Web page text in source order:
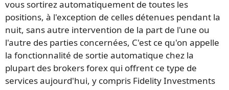
vous sortirez automatiquement de toutes les
positions, à l'exception de celles détenues pendant la
nuit, sans autre intervention de la part de l'une ou
l'autre des parties concernées, C'est ce qu'on appelle
la fonctionnalité de sortie automatique chez la
plupart des brokers forex qui offrent ce type de
services aujourd'hui, y compris Fidelity Investments